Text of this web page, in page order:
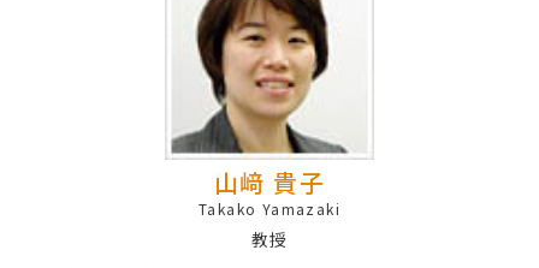
山﨑 貴子
Takako Yamazaki
教授